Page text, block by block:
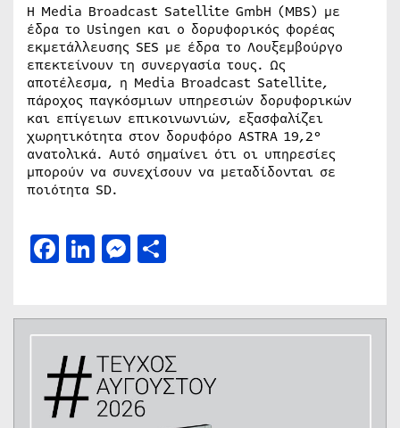
Η Media Broadcast Satellite GmbH (MBS) με
έδρα το Usingen και ο δορυφορικός φορέας
εκμετάλλευσης SES με έδρα το Λουξεμβούργο
επεκτείνουν τη συνεργασία τους. Ως
αποτέλεσμα, η Media Broadcast Satellite,
πάροχος παγκόσμιων υπηρεσιών δορυφορικών
και επίγειων επικοινωνιών, εξασφαλίζει
χωρητικότητα στον δορυφόρο ASTRA 19,2°
ανατολικά. Αυτό σημαίνει ότι οι υπηρεσίες
μπορούν να συνεχίσουν να μεταδίδονται σε
ποιότητα SD.
Facebook
LinkedIn
Messenger